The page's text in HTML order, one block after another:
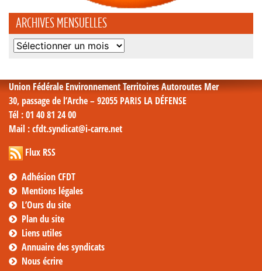
ARCHIVES MENSUELLES
Archives
Union Fédérale Environnement Territoires Autoroutes Mer
30, passage de l’Arche – 92055 PARIS LA DÉFENSE
Tél : 01 40 81 24 00
Mail : cfdt.syndicat@i-carre.net
Flux RSS
Adhésion CFDT
Mentions légales
L’Ours du site
Plan du site
Liens utiles
Annuaire des syndicats
Nous écrire